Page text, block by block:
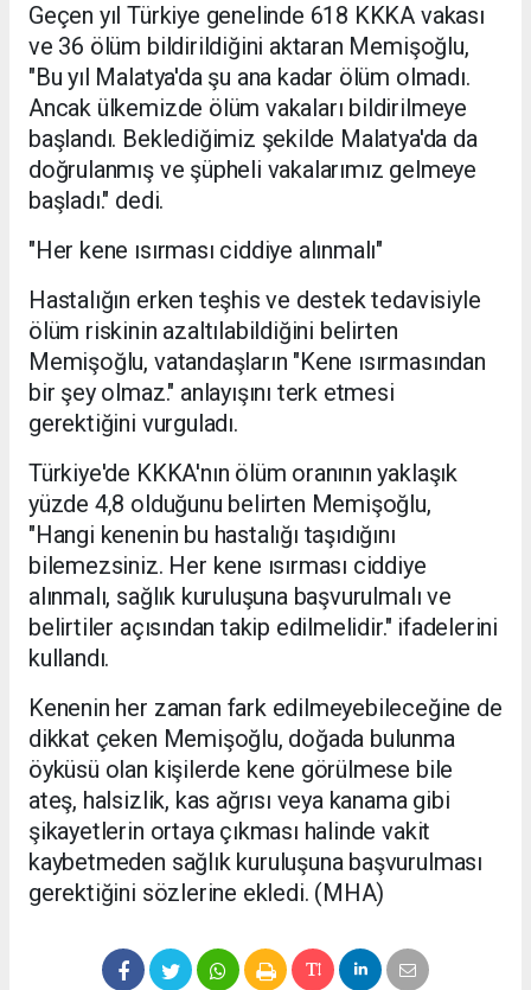
Geçen yıl Türkiye genelinde 618 KKKA vakası
ve 36 ölüm bildirildiğini aktaran Memişoğlu,
"Bu yıl Malatya'da şu ana kadar ölüm olmadı.
Ancak ülkemizde ölüm vakaları bildirilmeye
başlandı. Beklediğimiz şekilde Malatya'da da
doğrulanmış ve şüpheli vakalarımız gelmeye
başladı." dedi.
"Her kene ısırması ciddiye alınmalı"
Hastalığın erken teşhis ve destek tedavisiyle
ölüm riskinin azaltılabildiğini belirten
Memişoğlu, vatandaşların "Kene ısırmasından
bir şey olmaz." anlayışını terk etmesi
gerektiğini vurguladı.
Türkiye'de KKKA'nın ölüm oranının yaklaşık
yüzde 4,8 olduğunu belirten Memişoğlu,
"Hangi kenenin bu hastalığı taşıdığını
bilemezsiniz. Her kene ısırması ciddiye
alınmalı, sağlık kuruluşuna başvurulmalı ve
belirtiler açısından takip edilmelidir." ifadelerini
kullandı.
Kenenin her zaman fark edilmeyebileceğine de
dikkat çeken Memişoğlu, doğada bulunma
öyküsü olan kişilerde kene görülmese bile
ateş, halsizlik, kas ağrısı veya kanama gibi
şikayetlerin ortaya çıkması halinde vakit
kaybetmeden sağlık kuruluşuna başvurulması
gerektiğini sözlerine ekledi. (MHA)